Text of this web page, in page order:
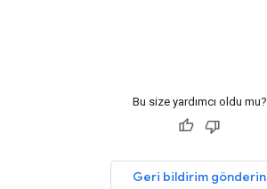
Bu size yardımcı oldu mu?
Geri bildirim gönderin